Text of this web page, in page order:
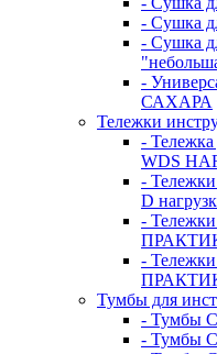
- Сушка
- Сушка
-
САХАРА
Тележки
-
WDS
-
D
- Тележки
ПРАКТИК
- Тележки
ПРАКТИК
Тумбы для
- Тумбы
- Тумбы